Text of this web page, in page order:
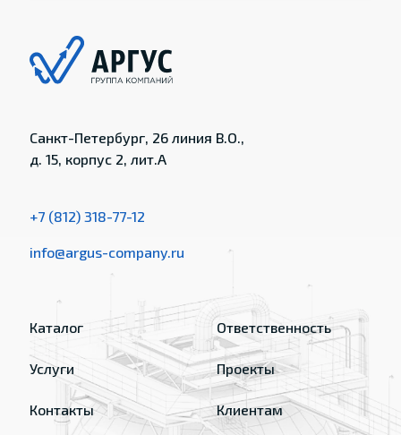
Санкт-Петербург, 26 линия В.О.,
д. 15, корпус 2, лит.А
+7 (812) 318-77-12
info@argus-company.ru
Каталог
Услуги
Контакты
Ответственность
Проекты
Клиентам